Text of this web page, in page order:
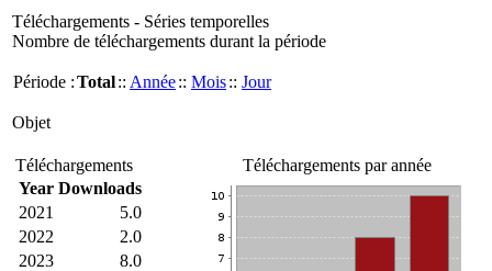
Téléchargements - Séries temporelles
Nombre de téléchargements durant la période
Période :Total:: Année:: Mois:: Jour
Objet
Téléchargements
Year Downloads
2021
5.0
2022
2.0
2023
8.0
Téléchargements par année